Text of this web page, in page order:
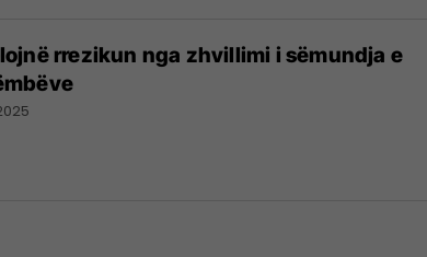
rrezikun nga zhvillimi i sëmundja e